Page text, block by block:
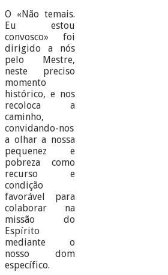
O «Não temais.
Eu estou
convosco» foi
dirigido a nós
pelo Mestre,
neste preciso
momento
histórico, e nos
recoloca a
caminho,
convidando-nos
a olhar a nossa
pequenez e
pobreza como
recurso e
condição
favorável para
colaborar na
missão do
Espírito
mediante o
nosso dom
específico.